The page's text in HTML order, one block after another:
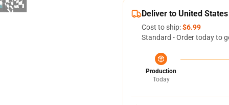
Deliver to United States
Cost to ship:$6.99
Standard - Order today to
Production
Today